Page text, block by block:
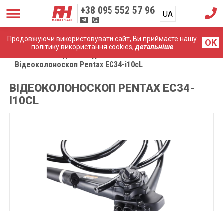
Продовжуючи використовувати сайт, Ви приймаєте нашу
політику використання cookies,детальніше OK
+38 095 552 57 96 UA
RU
Відеоколоноскоп Pentax EC34-i10cL
ВІДЕОКОЛОНОСКОП PENTAX EC34-
I10CL